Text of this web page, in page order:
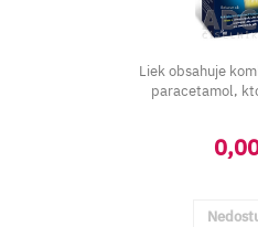
Liek obsahuje
paracetamol,